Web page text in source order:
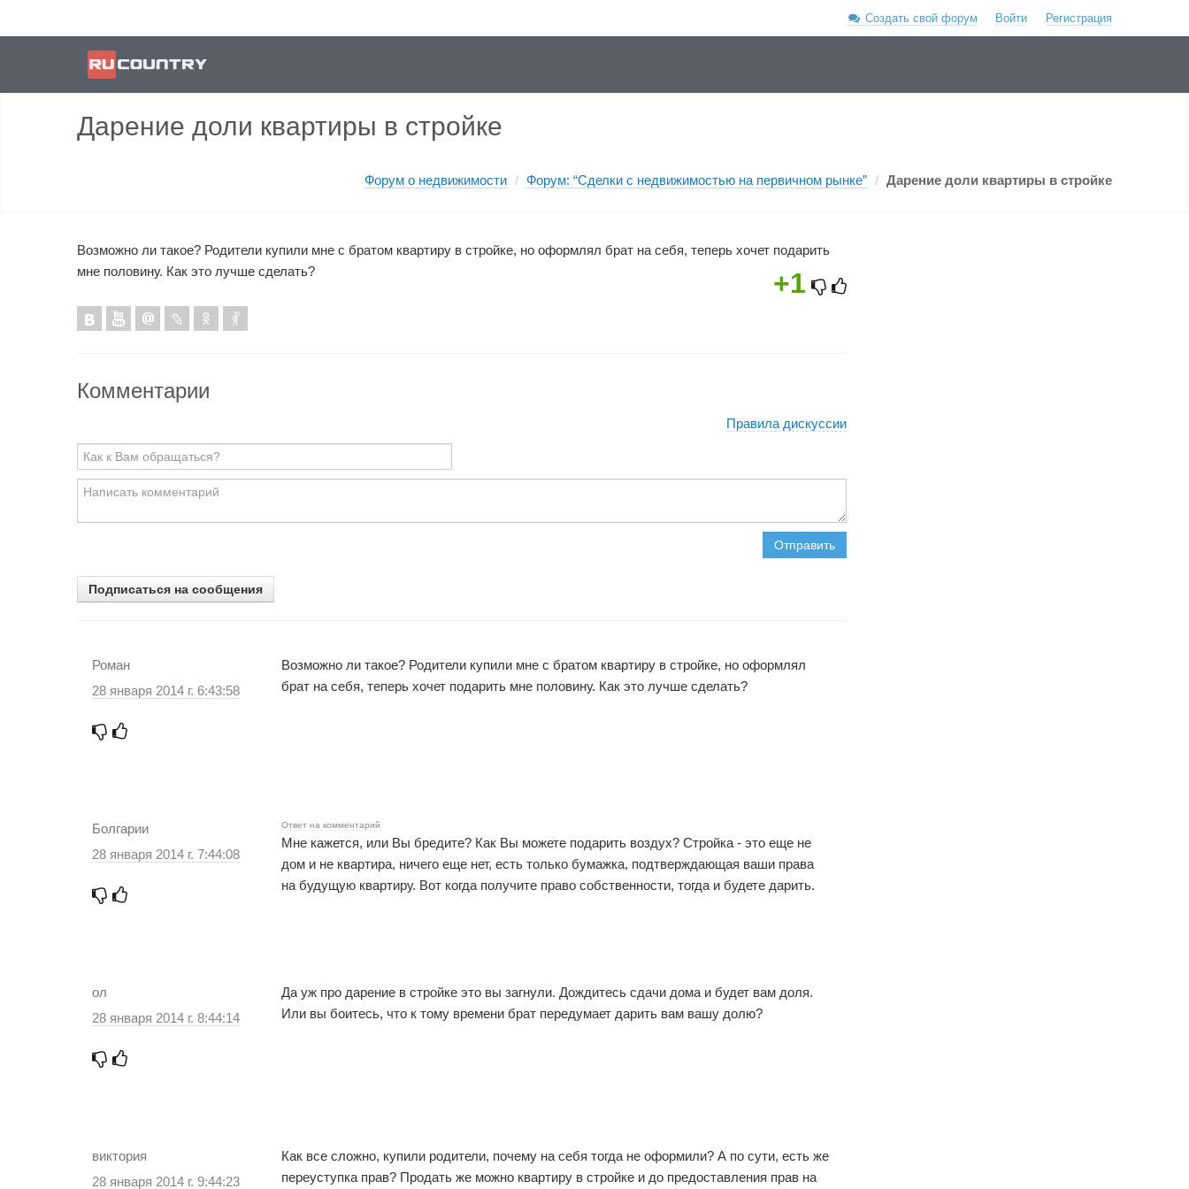
Создать свой форум Войти Регистрация
Дарение доли квартиры в стройке
Форум о недвижимости / Форум: “Сделки с недвижимостью на первичном рынке” / Дарение доли квартиры в стройке
Возможно ли такое? Родители купили мне с братом квартиру в стройке, но оформлял брат на себя, теперь хочет подарить
мне половину. Как это лучше сделать?
+1
Комментарии
Правила дискуссии
Отправить
Подписаться на сообщения
Роман
28 января 2014 г. 6:43:58
Возможно ли такое? Родители купили мне с братом квартиру в стройке, но оформлял
брат на себя, теперь хочет подарить мне половину. Как это лучше сделать?
Болгарии
28 января 2014 г. 7:44:08
Ответ на комментарий
Мне кажется, или Вы бредите? Как Вы можете подарить воздух? Стройка - это еще не
дом и не квартира, ничего еще нет, есть только бумажка, подтверждающая ваши права
на будущую квартиру. Вот когда получите право собственности, тогда и будете дарить.
ол
28 января 2014 г. 8:44:14
Да уж про дарение в стройке это вы загнули. Дождитесь сдачи дома и будет вам доля.
Или вы боитесь, что к тому времени брат передумает дарить вам вашу долю?
виктория
28 января 2014 г. 9:44:23
Как все сложно, купили родители, почему на себя тогда не оформили? А по сути, есть же
переуступка прав? Продать же можно квартиру в стройке и до предоставления прав на